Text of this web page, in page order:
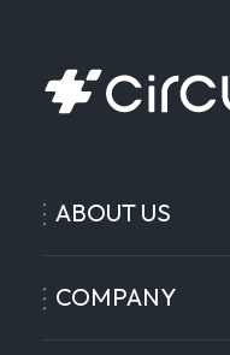
ABOUT US
COMPANY